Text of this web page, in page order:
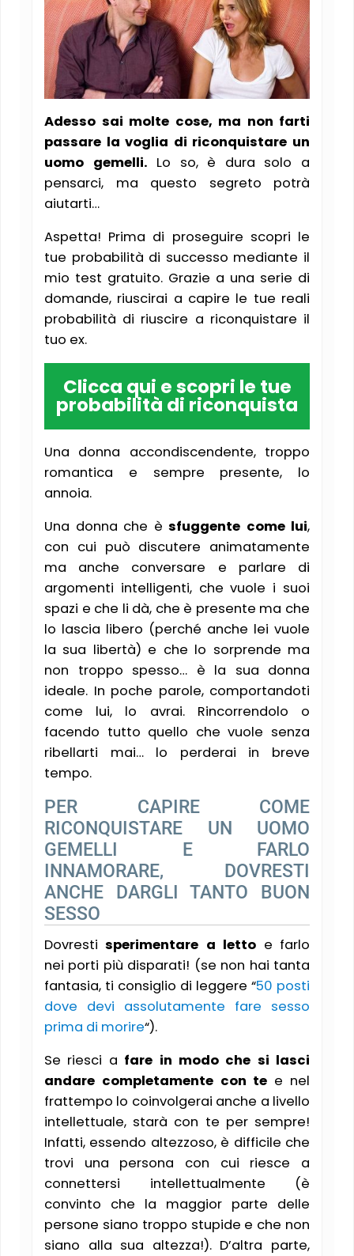
Adesso sai molte cose, ma non farti
passare la voglia di riconquistare un
uomo gemelli. Lo so, è dura solo a
pensarci, ma questo segreto potrà
aiutarti…
Aspetta! Prima di proseguire scopri le
tue probabilità di successo mediante il
mio test gratuito. Grazie a una serie di
domande, riuscirai a capire le tue reali
probabilità di riuscire a riconquistare il
tuo ex.
Clicca qui e scopri le tue
probabilità di riconquista
Una donna accondiscendente, troppo
romantica e sempre presente, lo
annoia.
Una donna che è sfuggente come lui,
con cui può discutere animatamente
ma anche conversare e parlare di
argomenti intelligenti, che vuole i suoi
spazi e che li dà, che è presente ma che
lo lascia libero (perché anche lei vuole
la sua libertà) e che lo sorprende ma
non troppo spesso… è la sua donna
ideale. In poche parole, comportandoti
come lui, lo avrai. Rincorrendolo o
facendo tutto quello che vuole senza
ribellarti mai… lo perderai in breve
tempo.
PER CAPIRE COME
RICONQUISTARE UN UOMO
GEMELLI E FARLO
INNAMORARE, DOVRESTI
ANCHE DARGLI TANTO BUON
SESSO
Dovrestisperimentare a letto e farlo
nei porti più disparati! (se non hai tanta
fantasia, ti consiglio di leggere “50 posti
dove devi assolutamente fare sesso
prima di morire“).
Se riesci a fare in modo che si lasci
andare completamente con te e nel
frattempo lo coinvolgerai anche a livello
intellettuale, starà con te per sempre!
Infatti, essendo altezzoso, è difficile che
trovi una persona con cui riesce a
connettersi intellettualmente (è
convinto che la maggior parte delle
persone siano troppo stupide e che non
siano alla sua altezza!). D’altra parte,